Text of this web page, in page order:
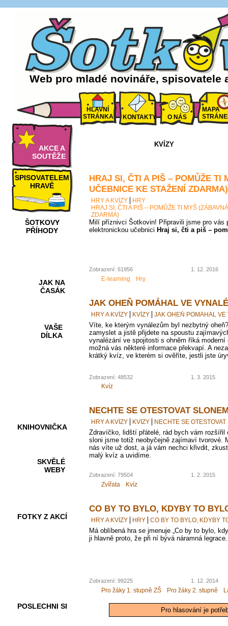
Web pro mladé novináře, spisovatele
HLAVNÍ
STRÁNKA
KONTAKTY O NÁS
MAPA
AKCE A
SOUTĚŽE
SPISOVATELEM
HRAVĚ
ŠOTKOVY
PŘÍHODY
JAK NA
ČASÁK
VAŠE
DÍLKA
KNIHOVNIČKA
SKVĚLÉ
WEBY
FOTKY Z AKCÍ
POSLECHNI SI
KVÍZY
HRAJ SI, ČTI A PIŠ – POMŮŽE TI
UČEBNICE KE STAŽENÍ ZDARMA)
HRY A KVÍZY
HRY
HRAJ SI, ČTI A PIŠ – POMŮŽE TI MYŠ
ZDARMA)
Milí příznivci Šotkovin! Připravili jsme pro vás
elektronickou učebnici Hraj si, čti a piš –
Zobrazení: 61956 1. 12. 2016
E-learning Hry
JAK OHEŇ POMÁHAL VE
HRY A KVÍZY KVÍZY JAK OHEŇ POMÁHAL VE
Víte, ke kterým vynálezům byl nezbytný
zamyslet a jistě přijdete na spoustu
vynalézání ve spojitosti s ohněm říká moderní
možná vás některé informace překvapí. A
krátký kvíz, ve kterém si ověříte, jestli jste
Zobrazení: 48532 1. 3. 2015
Kvíz
NECHTE SE OTESTOVAT
HRY A KVÍZY KVÍZY NECHTE SE
Zdravíčko, lidští přátelé, rád bych vám rozšířil
sloni jsme totiž neobyčejně zajímaví tvorové.
nás víte už dost, a já vám nechci křivdit,
malý kvíz a uvidíme.
Zobrazení: 79504 1. 2. 2015
Zvířata Kvíz
CO BY TO BYLO, KDYBY TO
HRY A KVÍZY HRY CO BY TO BYLO, KDYBY
Má oblíbená hra se jmenuje „Co by to bylo,
ji hlavně proto, že při ní bývá náramná legrace.
Zobrazení: 99225 1. 12. 2014
Pro žáky 1. stupně ZŠ Pro žáky 2. stupně
Pro hlasování je